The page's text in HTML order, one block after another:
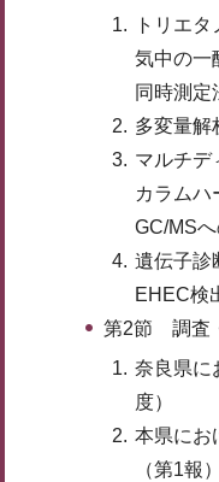
トリエ
気中の一
同時測定
多変量解
マルチデ
カラムハ
GC/MS
遺伝子診
EHEC検
第2節 調査
奈良県に
度）
本県にお
（第1報